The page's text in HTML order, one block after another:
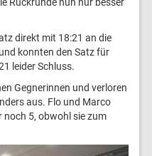
direkt mit 18:21 an die
konnten den Satz für
leider Schluss.
Gegnerinnen und verloren
aus. Flo und Marco
noch 5, obwohl sie zum